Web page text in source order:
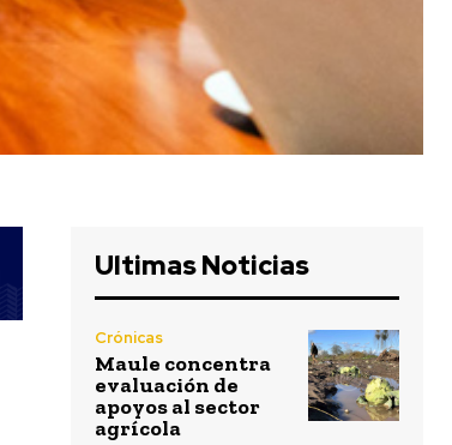
Ultimas Noticias
Crónicas
Maule concentra
evaluación de
apoyos al sector
agrícola